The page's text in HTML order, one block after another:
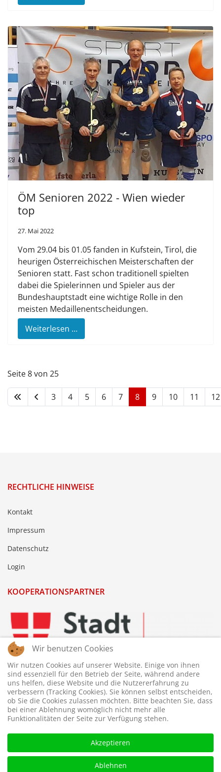
ÖM Senioren 2022 - Wien wieder
top
27. Mai 2022
Vom 29.04 bis 01.05 fanden in Kufstein, Tirol, die
heurigen Österreichischen Meisterschaften der
Senioren statt. Fast schon traditionell spielten
dabei die Spielerinnen und Spieler aus der
Bundeshauptstadt eine wichtige Rolle in den
meisten Medaillenentscheidungen.
Weiterlesen …
Seite 8 von 25
3 4 5 6 7 8 9 10 11 12
RECHTLICHE HINWEISE
Kontakt
Impressum
Datenschutz
Login
KOOPERATIONSPARTNER
Wir benutzen Cookies
Wir nutzen Cookies auf unserer Website. Einige von ihnen
sind essenziell für den Betrieb der Seite, während andere
uns helfen, diese Website und die Nutzererfahrung zu
verbessern (Tracking Cookies). Sie können selbst entscheiden,
ob Sie die Cookies zulassen möchten. Bitte beachten Sie, dass
bei einer Ablehnung womöglich nicht mehr alle
Funktionalitäten der Seite zur Verfügung stehen.
Akzeptieren
Ablehnen